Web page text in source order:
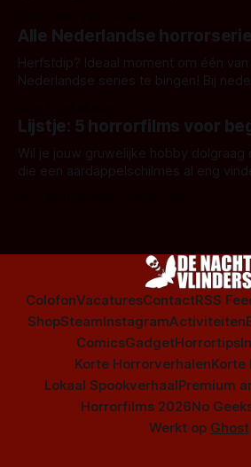
Alle Nederlandse
Herfstdip? Ideaal moment om één
Nederlandse series te bingen! Bij nederhorror denk je al
Amsterdamned of The Johnsons.
is niet beperkt tot films. Hier een
Lijstje: 5 horrorfilms voor
Wil je jouw gruwelijke hobby dolgraag
die een aardappelschilmes al eng
ColofonVacaturesContactRSS
ShopSteamInstagramActiviteiten
ComicsGadgetHorrortips
Korte HorrorverhalenKorte
Lokaal SpookverhaalPremium
Horrorfilms 2026No
Werkt op Ghost